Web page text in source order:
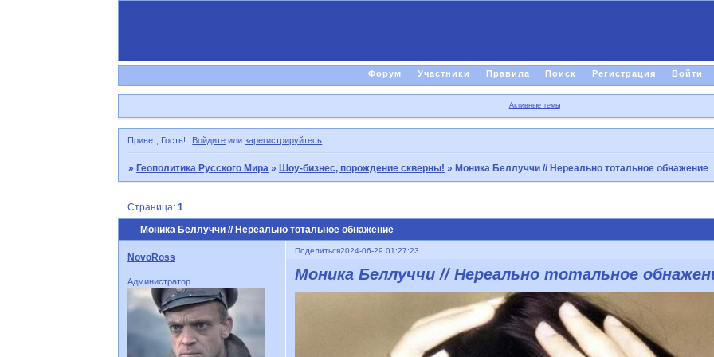
Форум Участники Правила Поиск Регистрация Войти
Активные темы
Привет, Гость! Войдите илизарегистрируйтесь.
» Геополитика Русского Мира » Шоу-бизнес, порождение скверны! » Моника Беллуччи // Нереально тотальное обнажение
Моника Беллуччи // Нереально тотальное обнажение
Страница: 1
Поделиться2024-06-29 01:27:23
NovoRoss
Администратор Моника Беллуччи // Нереально тотальное